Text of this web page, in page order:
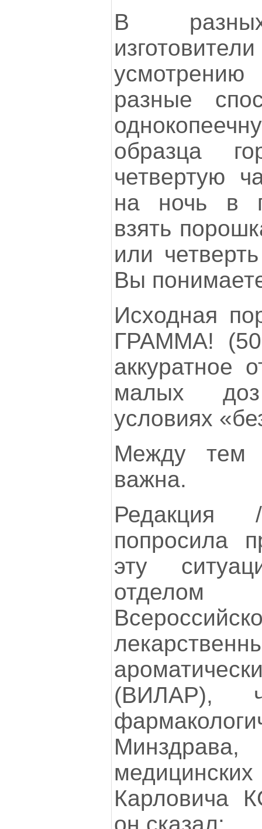
В разных
разные
образца
четвертую
на ночь в
взять
или
Вы
Исходная
ГРАММА!
аккуратное
малых
условиях
Между тем
важна.
Редакция
попросила
эту
(ВИЛАР),
Карловича
он сказал: